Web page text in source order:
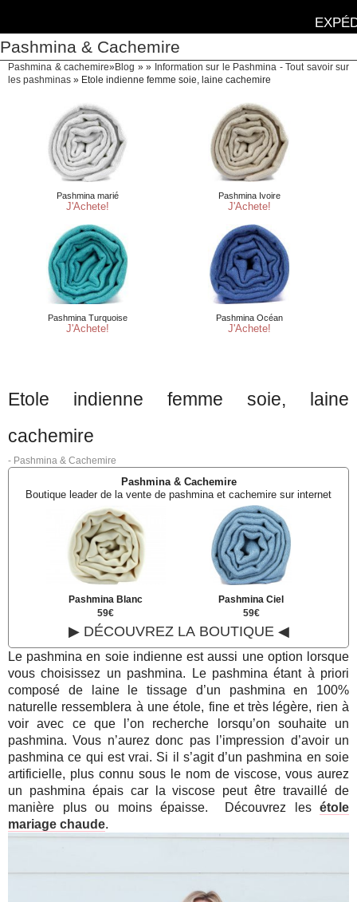
Pashmina & Cachemire
Pashmina & cachemire»Blog » » Information sur le Pashmina - Tout savoir sur
les pashminas » Etole indienne femme soie, laine cachemire
Etole indienne femme soie, laine
cachemire
- Pashmina & Cachemire
Pashmina & Cachemire
Boutique leader de la vente de pashmina et cachemire sur internet
Pashmina Blanc
59€
Pashmina Ciel
59€
▶ DÉCOUVREZ LA BOUTIQUE ◀
Le pashmina en soie indienne est aussi une option lorsque
vous choisissez un pashmina. Le pashmina étant à priori
composé de laine le tissage d’un pashmina en 100%
naturelle ressemblera à une étole, fine et très légère, rien à
voir avec ce que l’on recherche lorsqu’on souhaite un
pashmina. Vous n’aurez donc pas l’impression d’avoir un
pashmina ce qui est vrai. Si il s’agit d’un pashmina en soie
artificielle, plus connu sous le nom de viscose, vous aurez
un pashmina épais car la viscose peut être travaillé de
manière plus ou moins épaisse. Découvrez les étole
mariage chaude.